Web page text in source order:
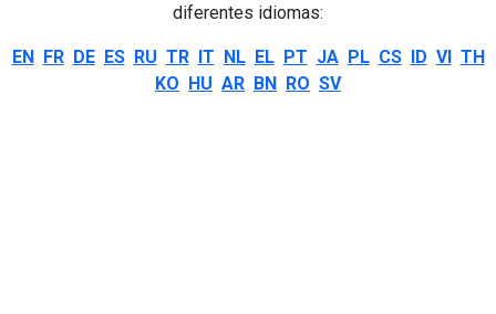
diferentes idiomas:
EN FR DE ES RU TR IT NL EL PT JA PL CS ID VI TH
KO HU AR BN RO SV